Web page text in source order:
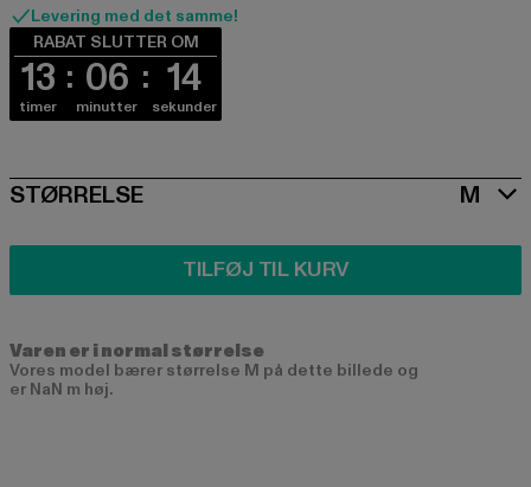
Levering med det samme!
RABAT SLUTTER OM
13
timer
06
minutter
14
sekunder
SIZE
STØRRELSE M
TILFØJ TIL KURV
Varen er i normal størrelse
Vores model bærer størrelse M på dette billede og
er NaN m høj.